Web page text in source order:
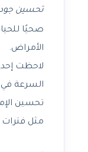
تحسين
صحيًا
الأمراض.
لاحظت
السرعة في
تحسين
مثل